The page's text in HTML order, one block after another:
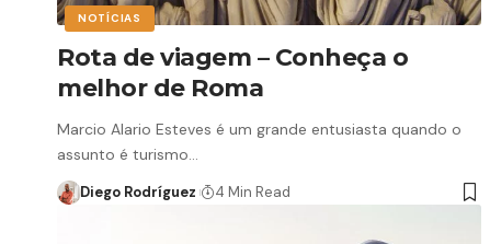
NOTÍCIAS
Rota de viagem – Conheça o
melhor de Roma
Marcio Alario Esteves é um grande entusiasta quando o
assunto é turismo…
Diego Rodríguez 4 Min Read